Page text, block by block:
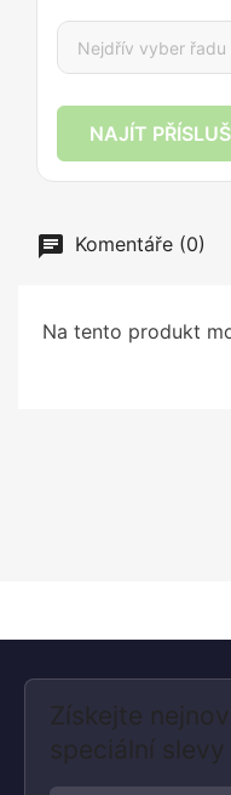
NAJÍT
Komentáře (0)
Na tento produkt
Získejte
speciální slevy